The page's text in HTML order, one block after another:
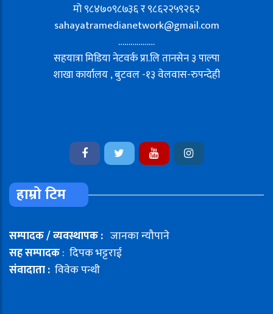
मो ९८४७०९८७३६ र ९८६२२५९२६२
sahayatramedianetwork@gmail.com
………………
सहयात्रा मिडिया नेटवर्क प्रा.लि तानसेन ३ पाल्पा
शाखा कार्यालय , बुटवल -१३ वेलवास-रुपन्देही
हाम्रो टिम
सम्पादक / व्यवस्थापक : जानका न्यौपाने
सह सम्पादक: दिपक भट्टराई
संवादाता : विवेक पन्थी